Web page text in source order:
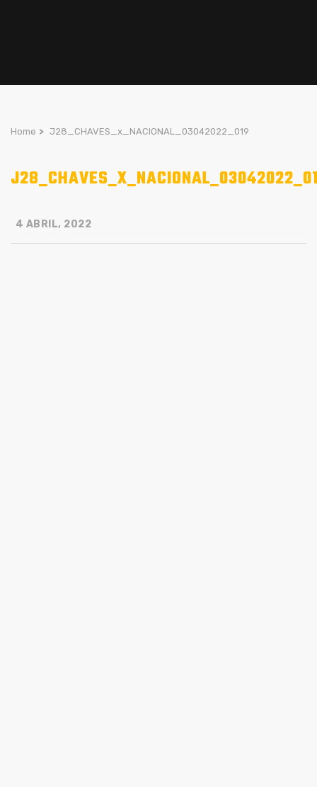
Home > J28_CHAVES_x_NACIONAL_03042022_019
4 ABRIL, 2022